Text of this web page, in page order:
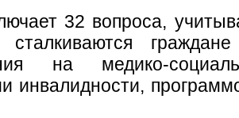
32 вопроса,
сталкиваются
на медико-
инвалидности,